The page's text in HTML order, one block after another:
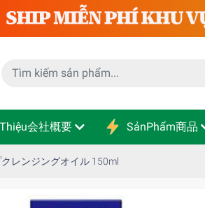
会社概要 SảnPhẩm商品
レンジングオイル 150ml